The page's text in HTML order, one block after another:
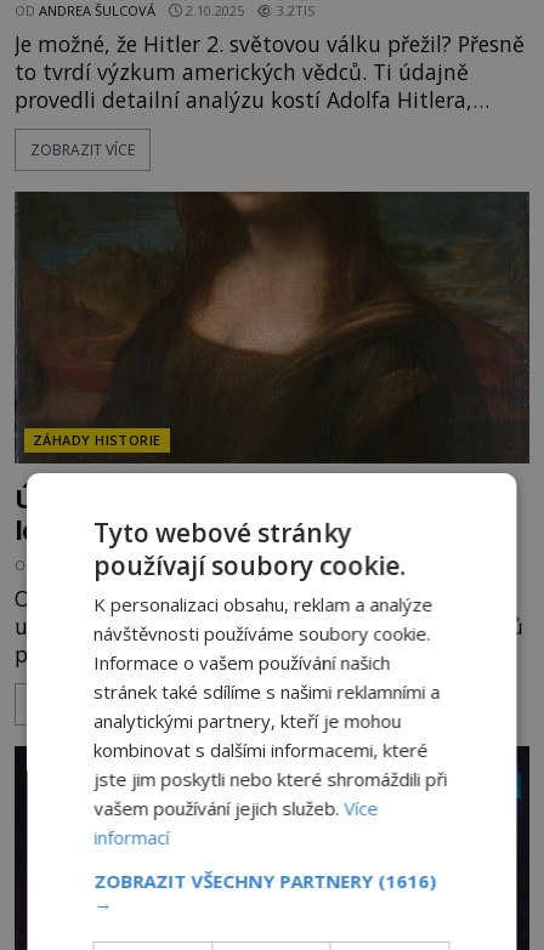
OD ANDREA ŠULCOVÁ 2.10.2025 3.2TIS
Je možné, že Hitler 2. světovou válku přežil? Přesně
to tvrdí výzkum amerických vědců. Ti údajně
provedli detailní analýzu kostí Adolfa Hitlera,
nalezených u berlínského bunkru, kde měl 30.
dubna 1945 spáchat sebevraždu spolu se svou
vynesena do jednoho z kráterů před bunkrem,
polita benzinem a spálena. Část
ZOBRAZIT VÍCE
ZÁHADY HISTORIE
Úsměv Mony Lisy: Byla záhada po 500
letech vyřešena?
OD KAROLÍNA TRNKOVÁ 27.9.2025 3.4TIS
Obraz Mona Lisa je jedním z nejslavnějších
uměleckých děl historie. Badatele z různých koutů
planety fascinuje především její tajuplný úsměv.
Až dosud nebylo jasné, zda je Lisa smutná, nebo
veselá. Vědci z Freiburské univerzity v Německu na
to prý už přišli! Řada dalších otazníků ale zůstává
nevyřešena. Pokud byste si někdy udělali výlet do
ZOBRAZIT VÍCE
Tyto webové stránky
používají soubory cookie.
K personalizaci obsahu, reklam a analýze
návštěvnosti používáme soubory cookie.
Informace o vašem používání našich
stránek také sdílíme s našimi reklamními a
analytickými partnery, kteří je mohou
kombinovat s dalšími informacemi, které
jste jim poskytli nebo které shromáždili při
vašem používání jejich služeb.Více
informací
ZOBRAZIT VŠECHNY PARTNERY (1616)
→